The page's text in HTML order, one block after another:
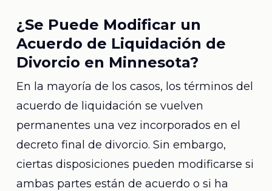
¿Se Puede Modificar un
Acuerdo de Liquidación de
Divorcio en Minnesota?
En la mayoría de los casos, los términos del
acuerdo de liquidación se vuelven
permanentes una vez incorporados en el
decreto final de divorcio. Sin embargo,
ciertas disposiciones pueden modificarse si
ambas partes están de acuerdo o si ha